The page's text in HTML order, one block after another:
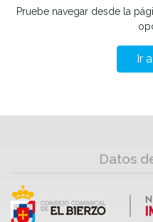
Pruebe navegar desde la
Ir
Datos